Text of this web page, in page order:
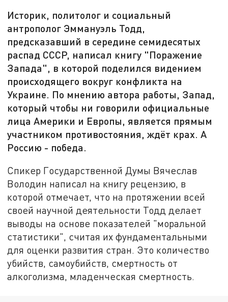
Историк, политолог и социальный
антрополог Эммануэль Тодд,
предсказавший в середине семидесятых
распад СССР, написал книгу "Поражение
Запада", в которой поделился видением
происходящего вокруг конфликта на
Украине. По мнению автора работы, Запад,
который чтобы ни говорили официальные
лица Америки и Европы, является прямым
участником противостояния, ждёт крах. А
Россию - победа.
Спикер Государственной Думы Вячеслав
Володин написал на книгу рецензию, в
которой отмечает, что на протяжении всей
своей научной деятельности Тодд делает
выводы на основе показателей "моральной
статистики", считая их фундаментальными
для оценки развития стран. Это количество
убийств, самоубийств, смертность от
алкоголизма, младенческая смертность.